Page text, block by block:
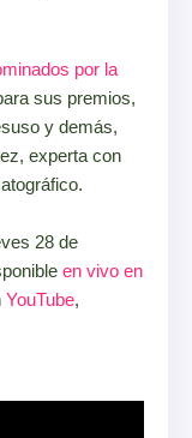
por la
sus premios,
y demás,
experta con
28 de
en vivo en
YouTube,